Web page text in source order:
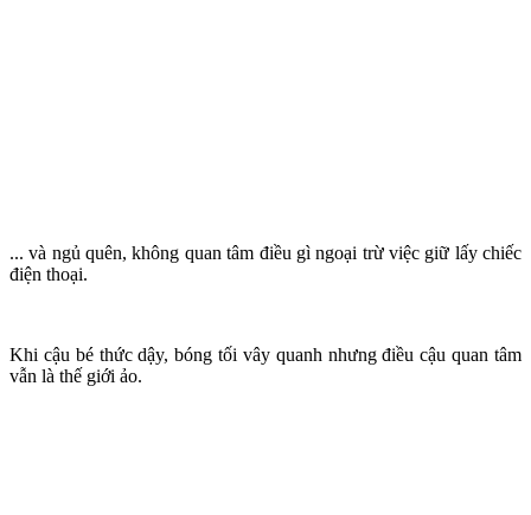
... và ngủ quên, không quan tâm điều gì ngoại trừ việc giữ lấy chiếc
điện thoại.
Khi cậu bé thức dậy, bóng tối vây quanh nhưng điều cậu quan tâm
vẫn là thế giới ảo.